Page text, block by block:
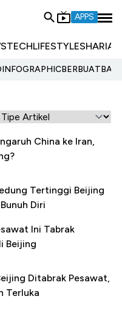
APPS
TECHLIFESTYLESHARIA
INFOGRAPHIC
China ke Iran,
Tertinggi Beijing
Diri
Ini Tabrak
Beijing
Ditabrak Pesawat,
Terluka